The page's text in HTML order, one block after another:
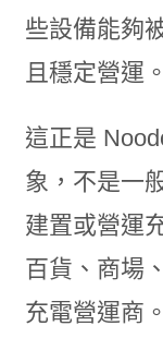
些設備能夠
且穩定營運。
這正是
象，不是一
建置或營運
百貨、商場
充電營運商